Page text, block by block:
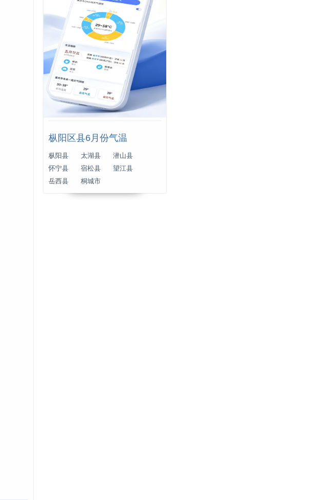
枞阳区县6月份气温
枞阳县 太湖县
潜山县
怀宁县
宿松县
望江县
岳西县
桐城市